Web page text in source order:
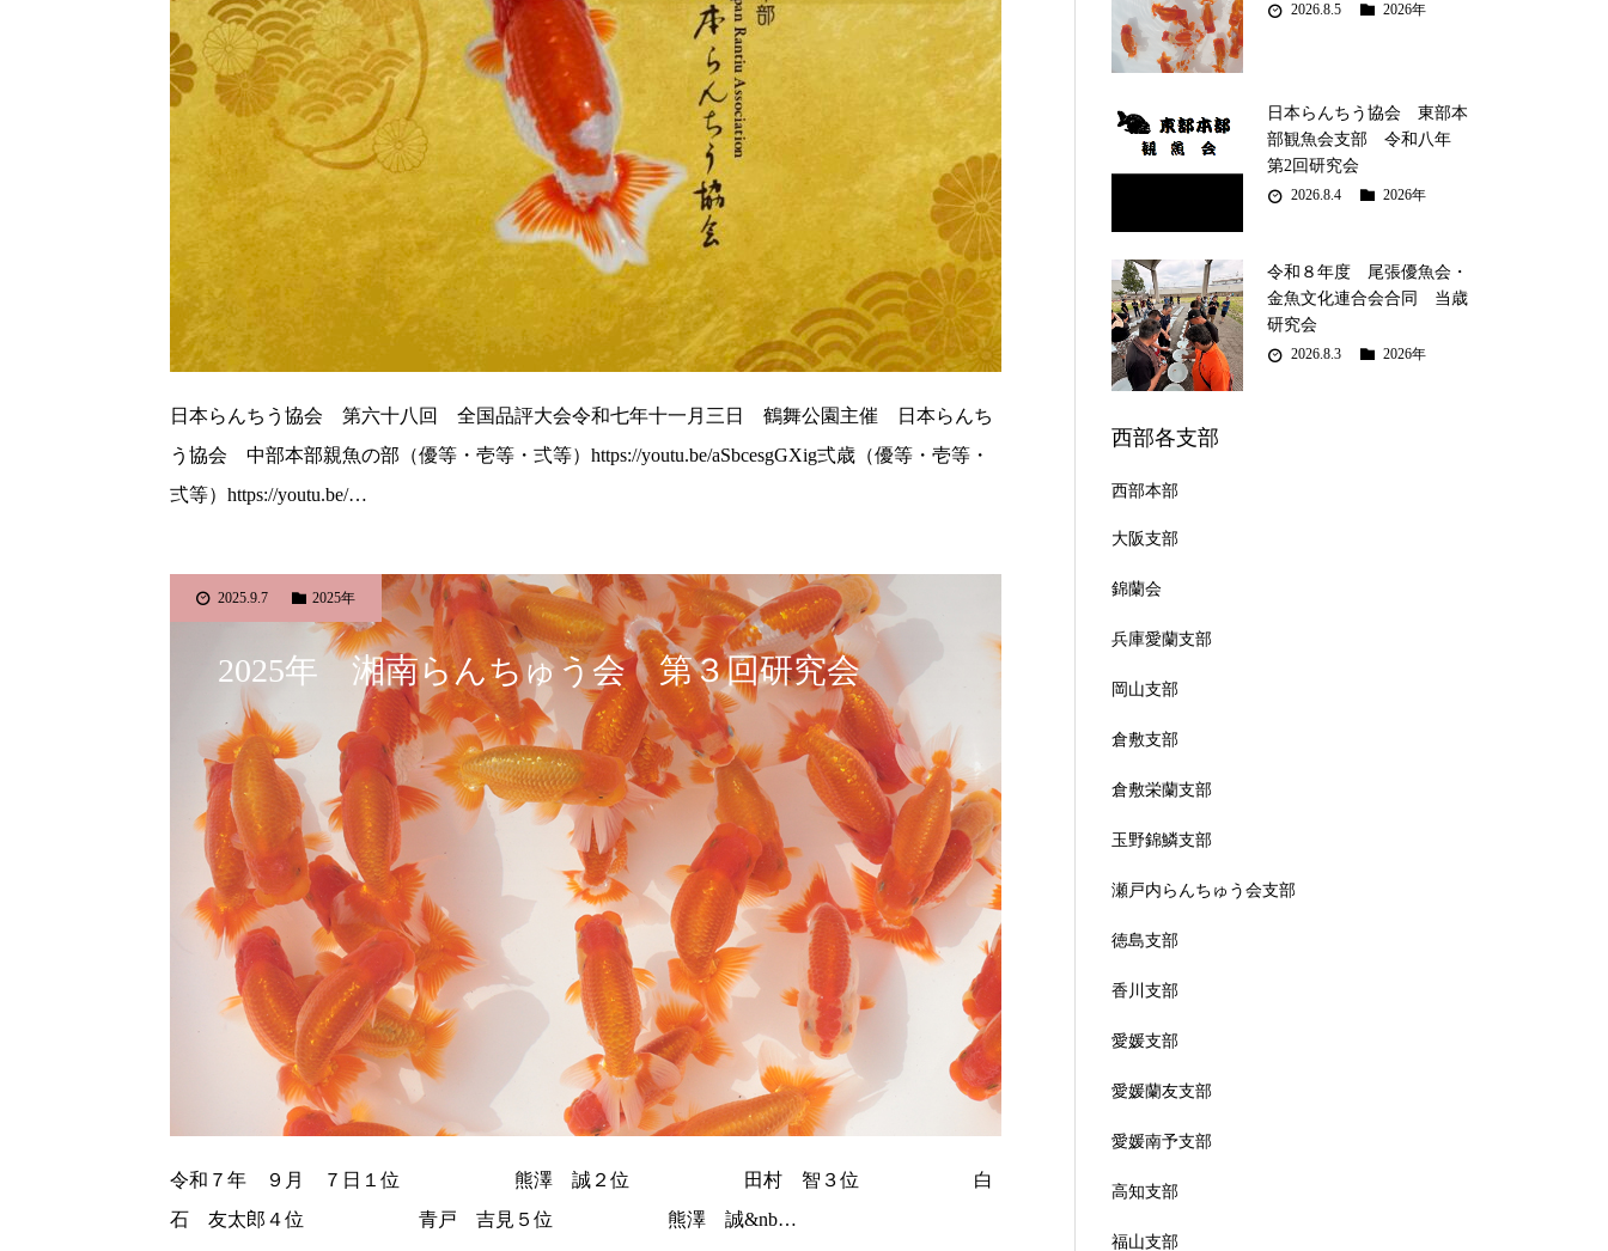
日本らんちう協会 第六十八回 全国品評大会令和七年十一月三日 鶴舞公園主催 日本らんち
う協会 中部本部親魚の部（優等・壱等・弍等）https://youtu.be/aSbcesgGXig弍歳（優等・壱等・
弍等）https://youtu.be/…
2025.9.7 2025年
2025年 湘南らんちゅう会 第３回研究会
令和７年 ９月 ７日１位 熊澤 誠２位 田村 智３位 白
石 友太郎４位 青戸 吉見５位 熊澤 誠&nb…
2026.8.5 2026年
日本らんちう協会 東部本
部観魚会支部 令和八年
第2回研究会
2026.8.4 2026年
令和８年度 尾張優魚会・
金魚文化連合会合同 当歳
研究会
2026.8.3 2026年
西部各支部
西部本部
大阪支部
錦蘭会
兵庫愛蘭支部
岡山支部
倉敷支部
倉敷栄蘭支部
玉野錦鱗支部
瀬戸内らんちゅう会支部
徳島支部
香川支部
愛媛支部
愛媛蘭友支部
愛媛南予支部
高知支部
福山支部